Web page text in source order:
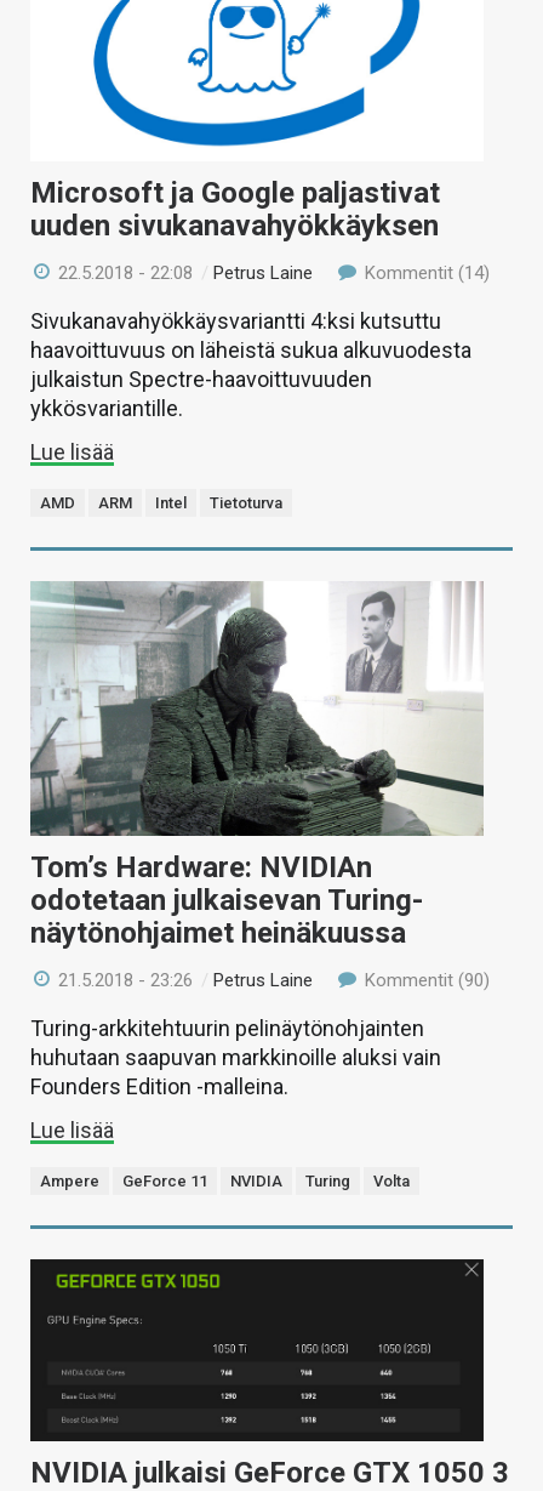
Microsoft ja Google paljastivat
uuden sivukanavahyökkäyksen
22.5.2018 - 22:08 /Petrus Laine Kommentit (14)
Sivukanavahyökkäysvariantti 4:ksi kutsuttu
haavoittuvuus on läheistä sukua alkuvuodesta
julkaistun Spectre-haavoittuvuuden
ykkösvariantille.
Lue lisää
AMD ARM Intel Tietoturva
Tom’s Hardware: NVIDIAn
odotetaan julkaisevan Turing-
näytönohjaimet heinäkuussa
21.5.2018 - 23:26 /Petrus Laine Kommentit (90)
Turing-arkkitehtuurin pelinäytönohjainten
huhutaan saapuvan markkinoille aluksi vain
Founders Edition -malleina.
Lue lisää
Ampere GeForce 11 NVIDIA Turing Volta
NVIDIA julkaisi GeForce GTX 1050 3